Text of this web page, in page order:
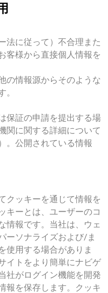
法に従って）不合理また
客様から直接個人情報を
の情報源からそのような
。
保証の申請を提出する場
関に関する詳細について
。 公開されている情報
クッキーを通じて情報を
キーとは、ユーザーのコ
情報です。当社は、ウェ
ーソナライズおよび/ま
使用する場合がありま
イトをより簡単にナビゲ
社がログイン機能を開発
報を保存します。クッキ